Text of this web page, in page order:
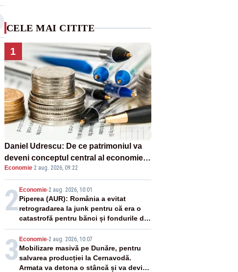
CELE MAI CITITE
1
Daniel Udrescu: De ce patrimoniul va
deveni conceptul central al economiei
viitoare?
Economie·2 aug. 2026, 09:22
2 Economie-2 aug. 2026, 10:01
Piperea (AUR): România a evitat
retrogradarea la junk pentru că era o
catastrofă pentru bănci și fondurile de
pensii
3 Economie-2 aug. 2026, 10:07
Mobilizare masivă pe Dunăre, pentru
salvarea producției la Cernavodă.
Armata va detona o stâncă și va devia